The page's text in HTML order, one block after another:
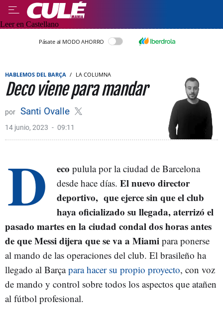
Leer en Castellano
Pásate al MODO AHORRO
HABLEMOS DEL BARÇA LA COLUMNA
Deco viene para mandar
Santi Ovalle
14 junio, 2023 09:11
D eco pulula por la ciudad de Barcelona
desde hace días. El nuevo director
deportivo, que ejerce sin que el club
haya oficializado su llegada, aterrizó el
pasado martes en la ciudad condal dos horas antes
de que Messi dijera que se va a Miami para ponerse
al mando de las operaciones del club. El brasileño ha
llegado al Barçapara hacer su propio proyecto, con voz
de mando y control sobre todos los aspectos que atañen
al fútbol profesional.